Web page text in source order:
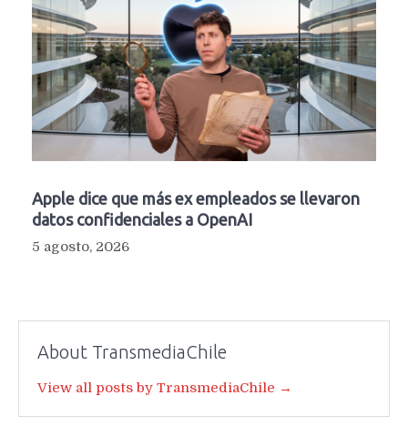
Apple dice que más ex empleados se llevaron
datos confidenciales a OpenAI
5 agosto, 2026
About TransmediaChile
View all posts by TransmediaChile →